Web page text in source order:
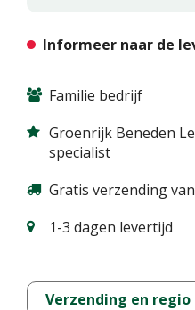
Informeer naar de
Familie bedrijf
Groenrijk Beneden
specialist
Gratis verzending
1-3 dagen levertijd
Verzending en regio